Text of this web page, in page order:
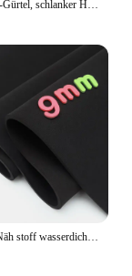
Taillentrimmer-Gürtel, schlanker Herren-Körperformer, Cincher, Bauchkontrolle, Neopren-Schweißwickel für Bauch und Rücken, Lendenwirbelstütze
Sbr Neopren Näh stoff wasserdicht wind dicht stoßfest Neopren anzug ultra dick 9mm Großhandel jede Größe Stretch Plain